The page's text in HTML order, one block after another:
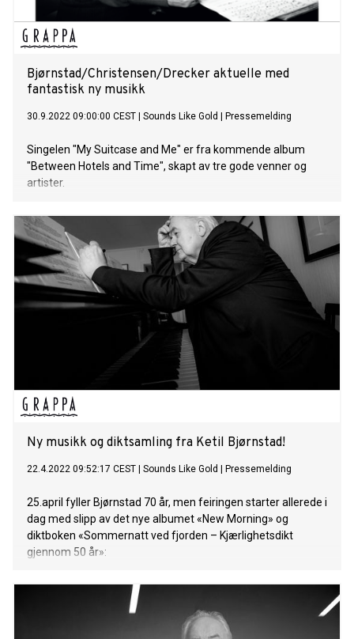
Bjørnstad/Christensen/Drecker aktuelle med
fantastisk ny musikk
30.9.2022 09:00:00 CEST Sounds Like Gold Pressemelding
Singelen "My Suitcase and Me" er fra kommende album
"Between Hotels and Time", skapt av tre gode venner og
artister.
Ny musikk og diktsamling fra Ketil Bjørnstad!
22.4.2022 09:52:17 CEST Sounds Like Gold Pressemelding
25.april fyller Bjørnstad 70 år, men feiringen starter allerede i
dag med slipp av det nye albumet «New Morning» og
diktboken «Sommernatt ved fjorden – Kjærlighetsdikt
gjennom 50 år»: